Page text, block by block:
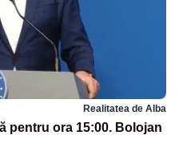
Realitatea de Alba
pentru ora 15:00. Bolojan